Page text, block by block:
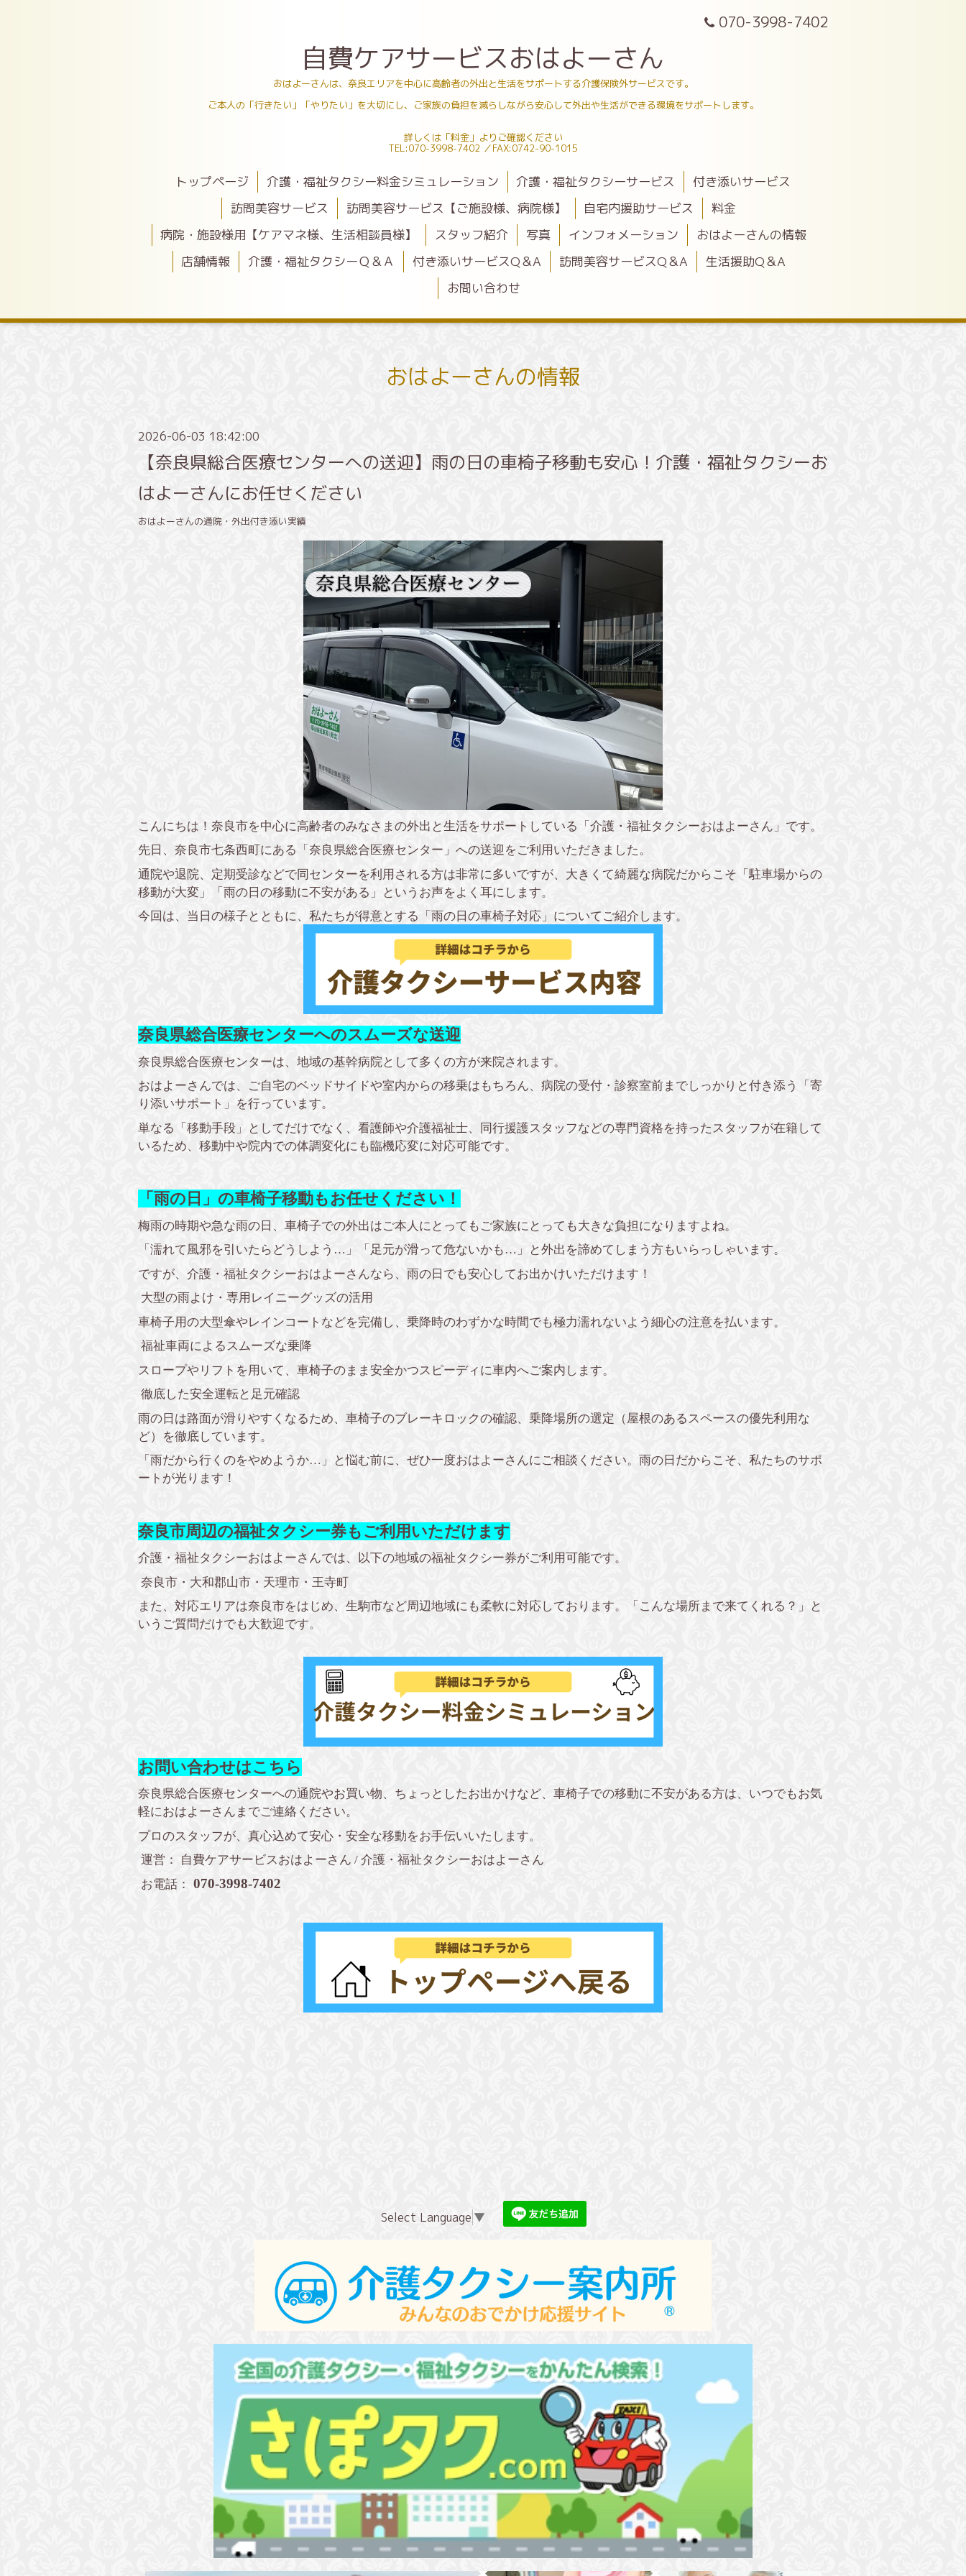
070-3998-7402
自費ケアサービスおはよーさん
おはよーさんは、奈良エリアを中心に高齢者の外出と生活をサポートする介護保険外サービスです。
ご本人の「行きたい」「やりたい」を大切にし、ご家族の負担を減らしながら安心して外出や生活ができる環境をサポートします。
詳しくは「料金」よりご確認ください
TEL:070-3998-7402 ／FAX:0742-90-1015
トップページ 介護・福祉タクシー料金シミュレーション 介護・福祉タクシーサービス
付き添いサービス
訪問美容サービス
訪問美容サービス【ご施設様、病院様】 自宅内援助サービス
料金
病院・施設様用【ケアマネ様、生活相談員様】
スタッフ紹介 写真 インフォメーション
おはよーさんの情報
店舗情報
介護・福祉タクシーＱ＆Ａ 付き添いサービスQ＆A 訪問美容サービスQ＆A
生活援助Q＆A
お問い合わせ
おはよーさんの情報
2026-06-03 18:42:00
【奈良県総合医療センターへの送迎】雨の日の車椅子移動も安心！介護・福祉タクシーお
はよーさんにお任せください
おはよーさんの通院・外出付き添い実績
こんにちは！奈良市を中心に高齢者のみなさまの外出と生活をサポートしている「介護・福祉タクシーおはよーさん」です。
先日、奈良市七条西町にある「奈良県総合医療センター」への送迎をご利用いただきました。
通院や退院、定期受診などで同センターを利用される方は非常に多いですが、大きくて綺麗な病院だからこそ「駐車場からの
移動が大変」「雨の日の移動に不安がある」というお声をよく耳にします。
今回は、当日の様子とともに、私たちが得意とする「雨の日の車椅子対応」についてご紹介します。
奈良県総合医療センターへのスムーズな送迎
奈良県総合医療センターは、地域の基幹病院として多くの方が来院されます。
おはよーさんでは、ご自宅のベッドサイドや室内からの移乗はもちろん、病院の受付・診察室前までしっかりと付き添う「寄
り添いサポート」を行っています。
単なる「移動手段」としてだけでなく、看護師や介護福祉士、同行援護スタッフなどの専門資格を持ったスタッフが在籍して
いるため、移動中や院内での体調変化にも臨機応変に対応可能です。
「雨の日」の車椅子移動もお任せください！
梅雨の時期や急な雨の日、車椅子での外出はご本人にとってもご家族にとっても大きな負担になりますよね。
「濡れて風邪を引いたらどうしよう…」「足元が滑って危ないかも…」と外出を諦めてしまう方もいらっしゃいます。
ですが、介護・福祉タクシーおはよーさんなら、雨の日でも安心してお出かけいただけます！
大型の雨よけ・専用レイニーグッズの活用
車椅子用の大型傘やレインコートなどを完備し、乗降時のわずかな時間でも極力濡れないよう細心の注意を払います。
福祉車両によるスムーズな乗降
スロープやリフトを用いて、車椅子のまま安全かつスピーディに車内へご案内します。
徹底した安全運転と足元確認
雨の日は路面が滑りやすくなるため、車椅子のブレーキロックの確認、乗降場所の選定（屋根のあるスペースの優先利用な
ど）を徹底しています。
「雨だから行くのをやめようか…」と悩む前に、ぜひ一度おはよーさんにご相談ください。雨の日だからこそ、私たちのサポ
ートが光ります！
奈良市周辺の福祉タクシー券もご利用いただけます
介護・福祉タクシーおはよーさんでは、以下の地域の福祉タクシー券がご利用可能です。
奈良市・大和郡山市・天理市・王寺町
また、対応エリアは奈良市をはじめ、生駒市など周辺地域にも柔軟に対応しております。「こんな場所まで来てくれる？」と
いうご質問だけでも大歓迎です。
お問い合わせはこちら
奈良県総合医療センターへの通院やお買い物、ちょっとしたお出かけなど、車椅子での移動に不安がある方は、いつでもお気
軽におはよーさんまでご連絡ください。
プロのスタッフが、真心込めて安心・安全な移動をお手伝いいたします。
運営： 自費ケアサービスおはよーさん / 介護・福祉タクシーおはよーさん
お電話：
070-3998-7402
Select Language ▼